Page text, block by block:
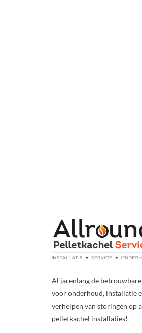
Al jarenlang de
voor onderhoud, installatie
verhelpen van storingen op
pelletkachel installaties!